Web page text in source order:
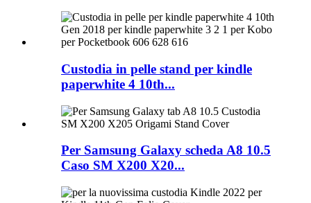
Custodia in pelle stand per kindle
paperwhite 4 10th...
Per Samsung Galaxy scheda A8 10.5
Caso SM X200 X20...